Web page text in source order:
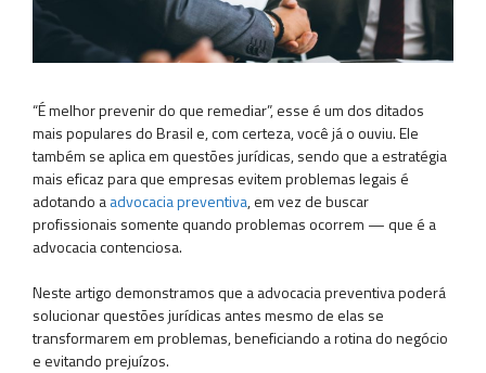
“É melhor prevenir do que remediar”, esse é um dos ditados
mais populares do Brasil e, com certeza, você já o ouviu. Ele
também se aplica em questões jurídicas, sendo que a estratégia
mais eficaz para que empresas evitem problemas legais é
adotando aadvocacia preventiva, em vez de buscar
profissionais somente quando problemas ocorrem — que é a
advocacia contenciosa.
Neste artigo demonstramos que a advocacia preventiva poderá
solucionar questões jurídicas antes mesmo de elas se
transformarem em problemas, beneficiando a rotina do negócio
e evitando prejuízos.